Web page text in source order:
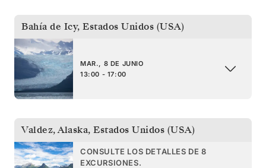
Bahía de Icy, Estados Unidos (USA)
MAR., 8 DE JUNIO
13:00 - 17:00
Valdez, Alaska, Estados Unidos (USA)
CONSULTE LOS DETALLES DE 8
EXCURSIONES.